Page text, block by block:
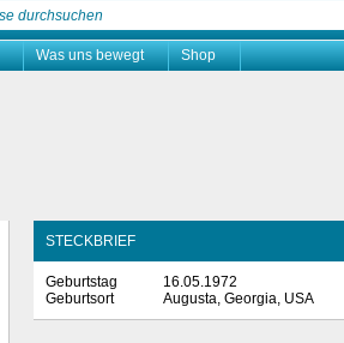
Was uns bewegt Shop
STECKBRIEF
Geburtstag
16.05.1972
Geburtsort
Augusta, Georgia, USA